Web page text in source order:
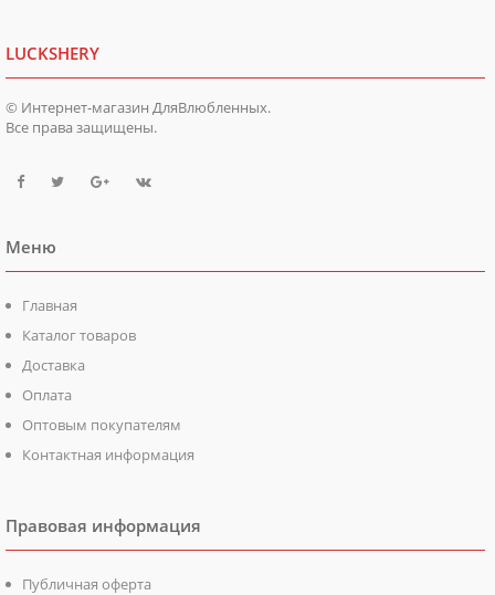
LUCKSHERY
© Интернет-магазин ДляВлюбленных.
Все права защищены.
Меню
Главная
Каталог товаров
Доставка
Оплата
Оптовым покупателям
Контактная информация
Правовая информация
Публичная оферта